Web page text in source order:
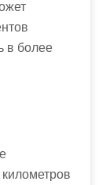
в более